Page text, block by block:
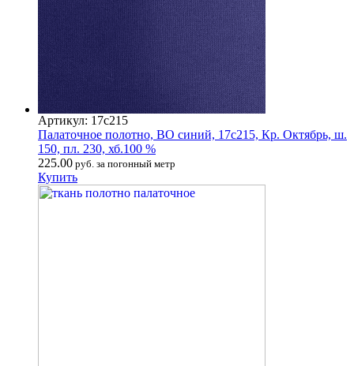
Артикул: 17с215
Палаточное полотно, ВО синий, 17с215, Кр. Октябрь, ш.
150, пл. 230, хб.100 %
225.00 руб. за погонный метр
Купить